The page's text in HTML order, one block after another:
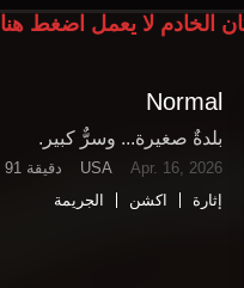
الخادم لا يعمل اضغط هنا
Normal
بلدةٌ صغيرة... وسرٌّ كبير.
Apr. 16, 2026
USA 91 دقيقة
إثارة
اكشن الجريمة